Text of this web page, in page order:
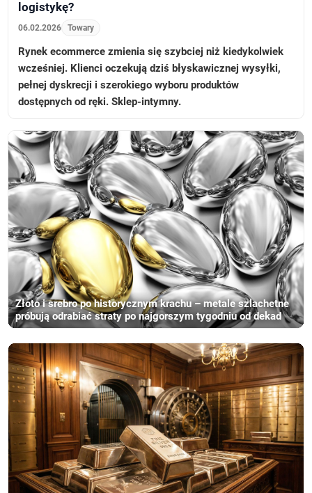
logistykę?
06.02.2026 Towary
Rynek ecommerce zmienia się szybciej niż kiedykolwiek
wcześniej. Klienci oczekują dziś błyskawicznej wysyłki,
pełnej dyskrecji i szerokiego wyboru produktów
dostępnych od ręki. Sklep-intymny.
Złoto i srebro po historycznym krachu – metale szlachetne
próbują odrabiać straty po najgorszym tygodniu od dekad